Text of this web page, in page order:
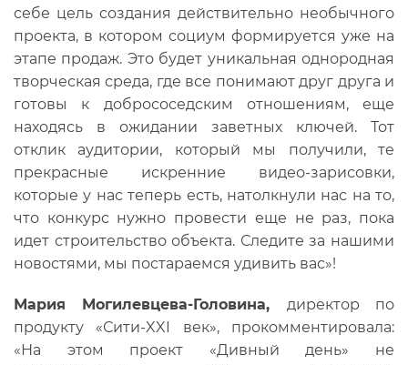
себе цель создания действительно необычного
проекта, в котором социум формируется уже на
этапе продаж. Это будет уникальная однородная
творческая среда, где все понимают друг друга и
готовы к добрососедским отношениям, еще
находясь в ожидании заветных ключей. Тот
отклик аудитории, который мы получили, те
прекрасные искренние видео-зарисовки,
которые у нас теперь есть, натолкнули нас на то,
что конкурс нужно провести еще не раз, пока
идет строительство объекта. Следите за нашими
новостями, мы постараемся удивить вас»!
Мария Могилевцева-Головина, директор по
продукту «Сити-XXI век», прокомментировала:
«На этом проект «Дивный день» не